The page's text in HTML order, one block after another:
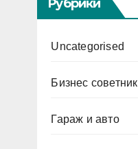
Рубрики
Uncategorised
Бизнес советник
Гараж и авто